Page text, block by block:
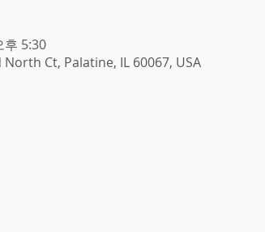
후 5:30
Ct, Palatine, IL 60067, USA